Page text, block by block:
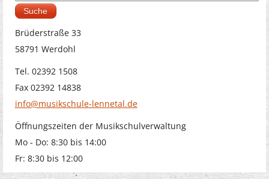
Suchformular
Brüderstraße 33
58791 Werdohl
Tel. 02392 1508
Fax 02392 14838
info@musikschule-lennetal.de
Öffnungszeiten der Musikschulverwaltung
Mo - Do: 8:30 bis 14:00
Fr: 8:30 bis 12:00